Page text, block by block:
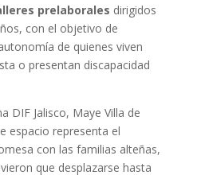
prelaborales dirigidos
con el objetivo de
de quienes viven
o presentan discapacidad
DIF Jalisco, Maye Villa de
espacio representa el
con las familias alteñas,
que desplazarse hasta